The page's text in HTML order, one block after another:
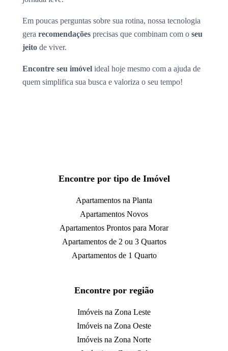
Em poucas perguntas sobre sua rotina, nossa tecnologia
gera recomendações precisas que combinam com o seu
jeito de viver.
Encontre seu imóvel ideal hoje mesmo com a ajuda de
quem simplifica sua busca e valoriza o seu tempo!
Encontre por tipo de Imóvel
Apartamentos na Planta
Apartamentos Novos
Apartamentos Prontos para Morar
Apartamentos de 2 ou 3 Quartos
Apartamentos de 1 Quarto
Encontre por região
Imóveis na Zona Leste
Imóveis na Zona Oeste
Imóveis na Zona Norte